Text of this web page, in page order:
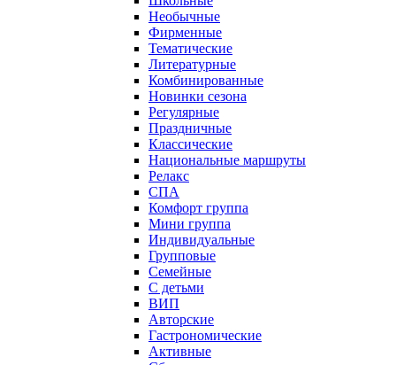
Необычные
Фирменные
Тематические
Литературные
Комбинированные
Новинки сезона
Регулярные
Праздничные
Классические
Национальные маршруты
Релакс
СПА
Комфорт группа
Мини группа
Индивидуальные
Групповые
Семейные
С детьми
ВИП
Авторские
Гастрономические
Активные